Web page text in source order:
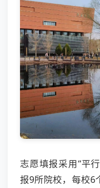
志愿填报采用“平
报9所院校，每校6